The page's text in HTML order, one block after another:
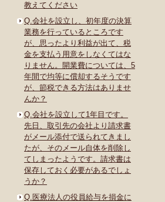
教えてください
Q.会社を設立し、初年度の決算
業務を行っているところです
が、思ったより利益が出て、税
金を支払う用意をしなくてはな
りません。開業費については、5
年間で均等に償却するそうです
が、節税できる方法はありませ
んか？
Q.会社を設立して1年目です。
先日、取引先の会社より請求書
がメール添付で送られてきまし
たが、そのメール自体を削除し
てしまったようです。請求書は
保存しておく必要があるでしょ
うか？
Q.医療法人の役員給与を損金に